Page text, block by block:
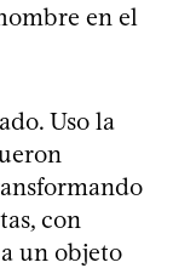
en el
Uso la
con
un objeto